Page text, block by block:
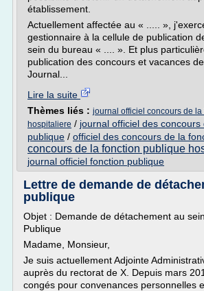
établissement.
Actuellement affectée au « ..... »,
gestionnaire à la cellule de publication
sein du bureau « .... ». Et plus
publication des concours et vacances
Journal...
Lire la suite
Thèmes liés : journal officiel concours de
hospitaliere / journal officiel des concours
publique / officiel des concours de la
concours de la fonction publique
journal officiel fonction publique
Lettre de demande de
publique
Objet : Demande de détachement au
Publique
Madame, Monsieur,
Je suis actuellement Adjointe
auprès du rectorat de X. Depuis mars
congés pour convenances personnelles